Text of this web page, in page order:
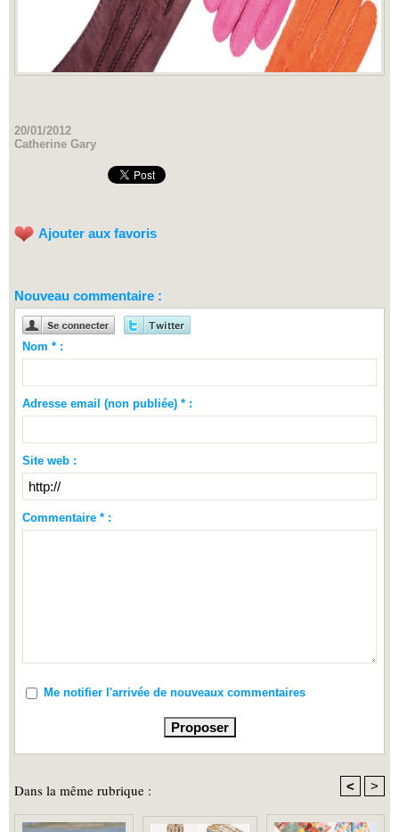
20/01/2012
Catherine Gary
Ajouter aux favoris
Nouveau commentaire :
Nom * :
Adresse email (non publiée) * :
Site web :
Commentaire * :
Me notifier l'arrivée de nouveaux commentaires
Dans la même rubrique : < >